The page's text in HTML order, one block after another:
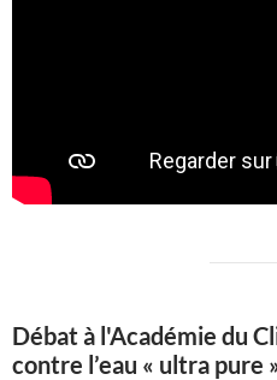
Débat à l'Académie du
contre l’eau « ultra pure